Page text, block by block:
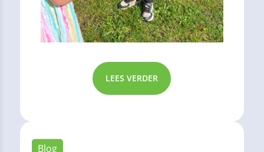
LEES VERDER
Blog